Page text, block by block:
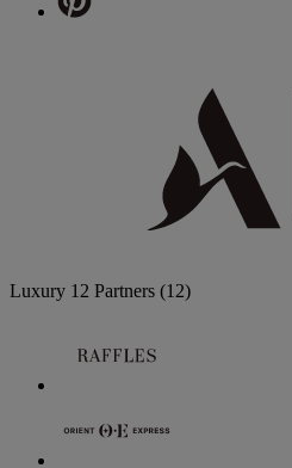
Luxury 12 Partners (12)